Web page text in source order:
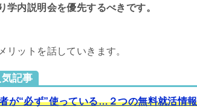
学内説明会を優先するべきです。
リットを話していきます。
記事
が“必ず”使っている…２つの無料就活情